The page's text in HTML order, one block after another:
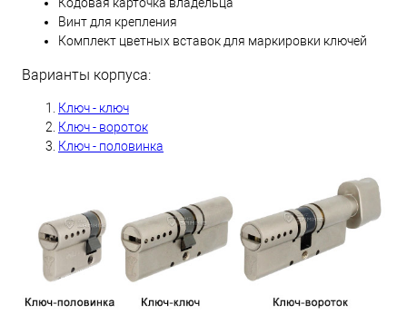
Винт для крепления
Комплект цветных вставок для маркировки ключей
Варианты корпуса:
Ключ - ключ
Ключ - вороток
Ключ - половинка